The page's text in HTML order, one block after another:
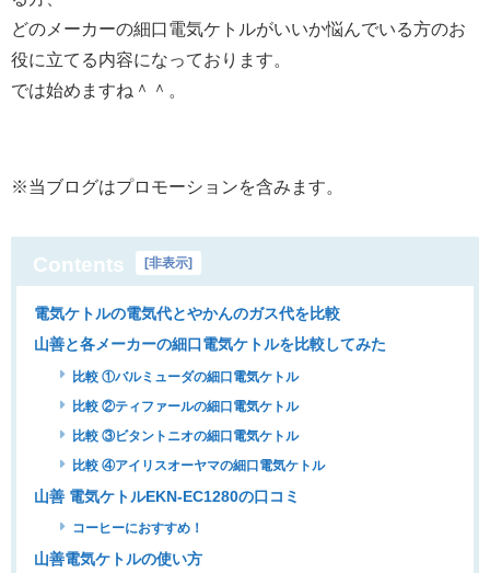
どのメーカーの細口電気ケトルがいいか悩んでいる方のお
役に立てる内容になっております。
では始めますね＾＾。
※当ブログはプロモーションを含みます。
Contents [非表示]
電気ケトルの電気代とやかんのガス代を比較
山善と各メーカーの細口電気ケトルを比較してみた
比較 ①バルミューダの細口電気ケトル
比較 ②ティファールの細口電気ケトル
比較 ③ビタントニオの細口電気ケトル
比較 ④アイリスオーヤマの細口電気ケトル
山善 電気ケトルEKN-EC1280の口コミ
コーヒーにおすすめ！
山善電気ケトルの使い方